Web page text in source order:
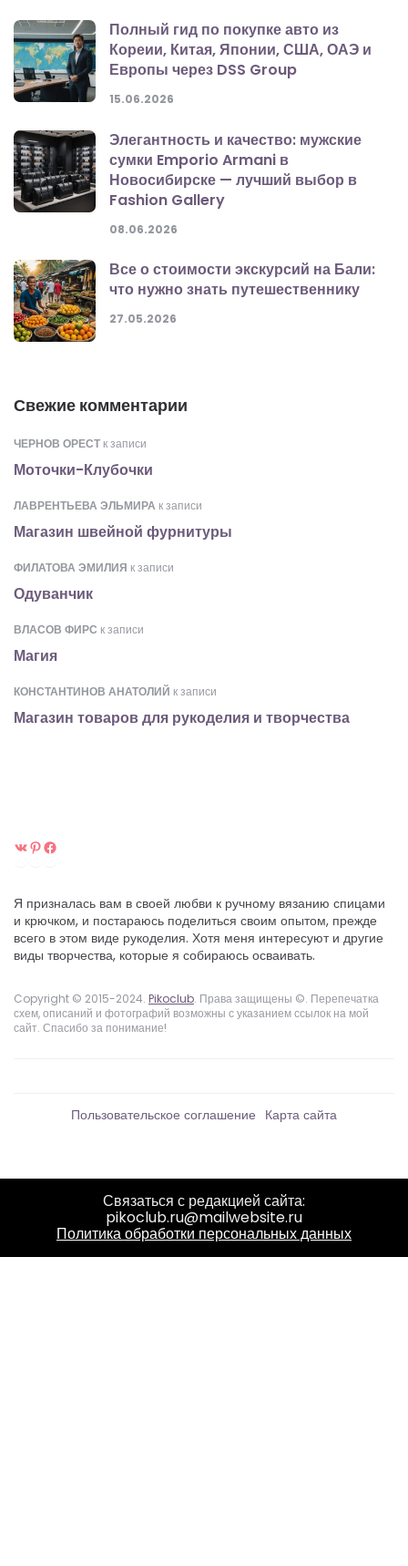
Полный гид по покупке авто из
Кореии, Китая, Японии, США, ОАЭ и
Европы через DSS Group
15.06.2026
Элегантность и качество: мужские
сумки Emporio Armani в
Новосибирске — лучший выбор в
Fashion Gallery
08.06.2026
Все о стоимости экскурсий на Бали:
что нужно знать путешественнику
27.05.2026
Свежие комментарии
ЧЕРНОВ ОРЕСТ к записи
Моточки-Клубочки
ЛАВРЕНТЬЕВА ЭЛЬМИРА к записи
Магазин швейной фурнитуры
ФИЛАТОВА ЭМИЛИЯ к записи
Одуванчик
ВЛАСОВ ФИРС к записи
Магия
КОНСТАНТИНОВ АНАТОЛИЙ к записи
Магазин товаров для рукоделия и творчества
ВКонтакте
Pinterest
Я призналась вам в своей любви к ручному вязанию спицами
и крючком, и постараюсь поделиться своим опытом, прежде
всего в этом виде рукоделия. Хотя меня интересуют и другие
виды творчества, которые я собираюсь осваивать.
Copyright © 2015-2024. Pikoclub. Права защищены ©. Перепечатка
схем, описаний и фотографий возможны с указанием ссылок на мой
сайт. Спасибо за понимание!
Пользовательское соглашение Карта сайта
Связаться с редакцией сайта:
pikoclub.ru@mailwebsite.ru
Политика обработки персональных данных